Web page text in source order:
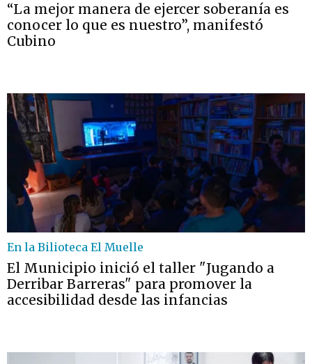
“La mejor manera de ejercer soberanía es
conocer lo que es nuestro”, manifestó
Cubino
En la Bilioteca El Muelle
El Municipio inició el taller "Jugando a
Derribar Barreras" para promover la
accesibilidad desde las infancias